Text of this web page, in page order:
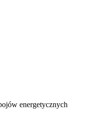
energetycznych